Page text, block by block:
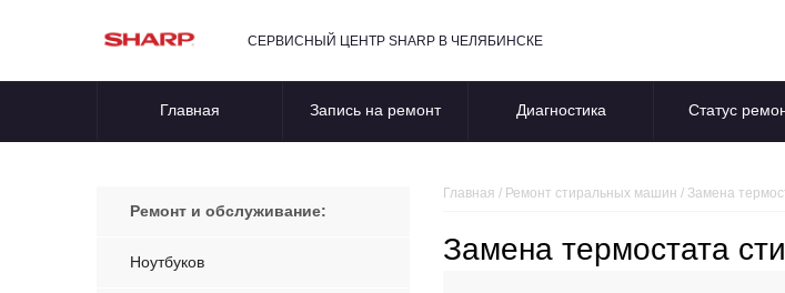
СЕРВИСНЫЙ ЦЕНТР SHARP В ЧЕЛЯБИНСКЕ
Главная Запись на ремонт Диагностика Статус
Ремонт и обслуживание:
Ноутбуков
Главная / Ремонт стиральных машин / Замена
Замена термостата